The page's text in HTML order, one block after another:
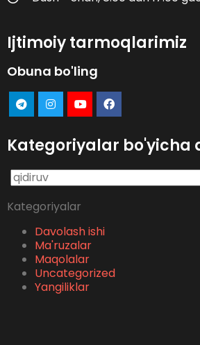
Ijtimoiy tarmoqlarimiz
Obuna bo'ling
Kategoriyalar bo'yicha
Qidirshish:
Kategoriyalar
Davolash ishi
Ma'ruzalar
Maqolalar
Uncategorized
Yangiliklar